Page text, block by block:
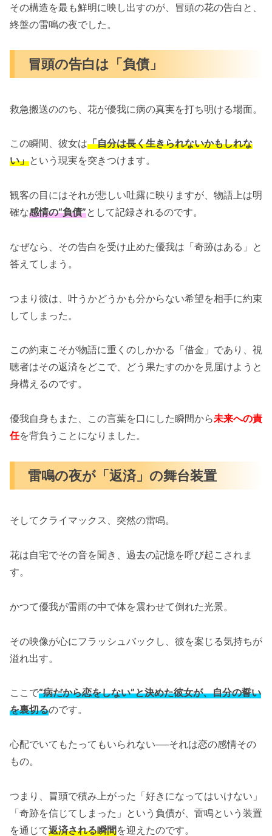
その構造を最も鮮明に映し出すのが、冒頭の花の告白と、
終盤の雷鳴の夜でした。
冒頭の告白は「負債」
救急搬送ののち、花が優我に病の真実を打ち明ける場面。
この瞬間、彼女は「自分は長く生きられないかもしれな
い」という現実を突きつけます。
観客の目にはそれが悲しい吐露に映りますが、物語上は明
確な感情の“負債”として記録されるのです。
なぜなら、その告白を受け止めた優我は「奇跡はある」と
答えてしまう。
つまり彼は、叶うかどうかも分からない希望を相手に約束
してしまった。
この約束こそが物語に重くのしかかる「借金」であり、視
聴者はその返済をどこで、どう果たすのかを見届けようと
身構えるのです。
優我自身もまた、この言葉を口にした瞬間から未来への責
任を背負うことになりました。
雷鳴の夜が「返済」の舞台装置
そしてクライマックス、突然の雷鳴。
花は自宅でその音を聞き、過去の記憶を呼び起こされま
す。
かつて優我が雷雨の中で体を震わせて倒れた光景。
その映像が心にフラッシュバックし、彼を案じる気持ちが
溢れ出す。
ここで“病だから恋をしない”と決めた彼女が、自分の誓い
を裏切るのです。
心配でいてもたってもいられない──それは恋の感情その
もの。
つまり、冒頭で積み上がった「好きになってはいけない」
「奇跡を信じてしまった」という負債が、雷鳴という装置
を通じて返済される瞬間を迎えたのです。